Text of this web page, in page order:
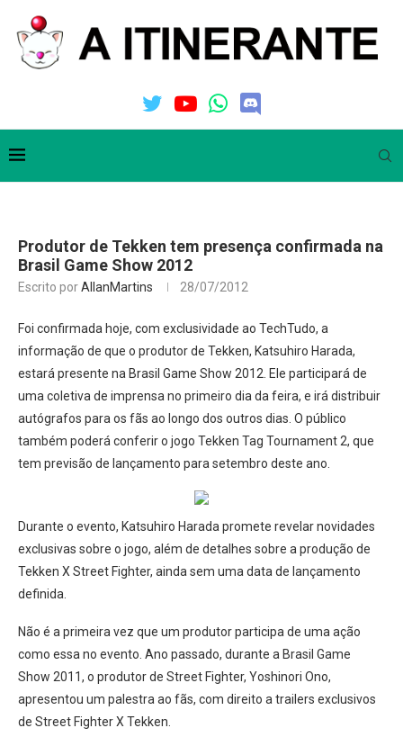
Produtor de Tekken tem presença confirmada na
Brasil Game Show 2012
Escrito porAllanMartins 28/07/2012
Foi confirmada hoje, com exclusividade ao TechTudo, a
informação de que o produtor de Tekken, Katsuhiro Harada,
estará presente na Brasil Game Show 2012. Ele participará de
uma coletiva de imprensa no primeiro dia da feira, e irá distribuir
autógrafos para os fãs ao longo dos outros dias. O público
também poderá conferir o jogo Tekken Tag Tournament 2, que
tem previsão de lançamento para setembro deste ano.
Durante o evento, Katsuhiro Harada promete revelar novidades
exclusivas sobre o jogo, além de detalhes sobre a produção de
Tekken X Street Fighter, ainda sem uma data de lançamento
definida.
Não é a primeira vez que um produtor participa de uma ação
como essa no evento. Ano passado, durante a Brasil Game
Show 2011, o produtor de Street Fighter, Yoshinori Ono,
apresentou um palestra ao fãs, com direito a trailers exclusivos
de Street Fighter X Tekken.